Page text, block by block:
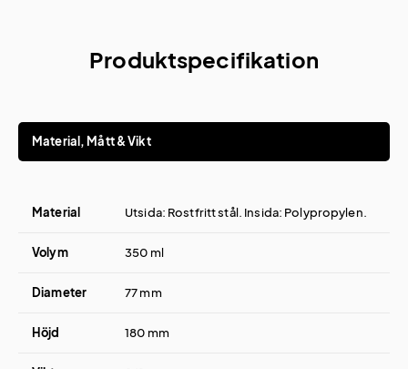
Produktspecifikation
Material, Mått & Vikt
Material Utsida: Rostfritt stål. Insida: Polypropylen.
Volym 350 ml
Diameter 77 mm
Höjd 180 mm